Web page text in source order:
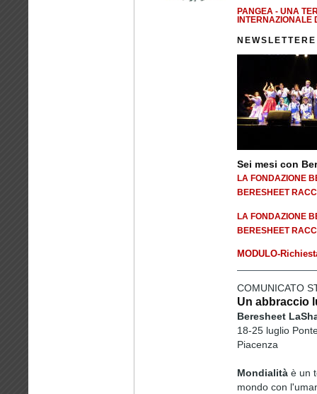
PANGEA - UNA
NEWSLETTERE
Sei mesi con
LA FONDAZIONE
BERESHEET
LA FONDAZIONE
BERESHEET
MODULO-
COMUNICATO
Un abbraccio
Beresheet
18-25 luglio
Piacenza
Mondialità è un
mondo con